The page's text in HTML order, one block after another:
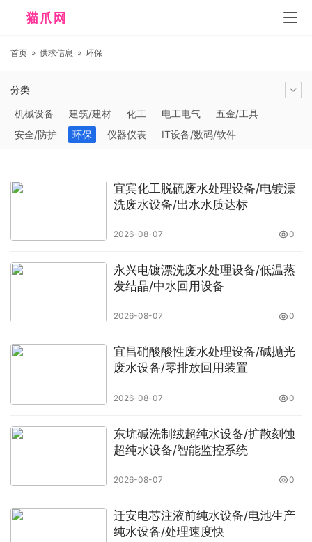
首页 » 供求信息 » 环保
分类
机械设备
建筑/建材 化工 电工电气
五金/工具
安全/防护
环保 仪器仪表
IT设备/数码/软件
汽摩及配件
日用百货 能源 加工 照明
通信产品
工艺品/礼品
纺织/皮革 办公/文教 其他未分类
宜宾化工脱硫废水处理设备/电镀漂
洗废水设备/出水水质达标
2026-08-07 0
永兴电镀漂洗废水处理设备/低温蒸
发结晶/中水回用设备
2026-08-07 0
宜昌硝酸酸性废水处理设备/碱抛光
废水设备/零排放回用装置
2026-08-07 0
东坑碱洗制绒超纯水设备/扩散刻蚀
超纯水设备/智能监控系统
2026-08-07 0
迁安电芯注液前纯水设备/电池生产
纯水设备/处理速度快